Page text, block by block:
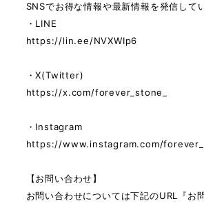
SNSでお得な情報や最新情報を発信して
・LINE
https://lin.ee/NVXWIp6
・X(Twitter)
https://x.com/forever_stone_
・Instagram
https://www.instagram.com/
【お問い合わせ】
お問い合わせについては下記のURL『お